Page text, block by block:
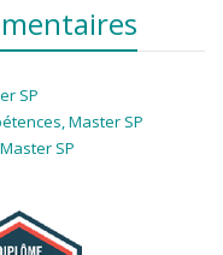
SP
Master SP
SP